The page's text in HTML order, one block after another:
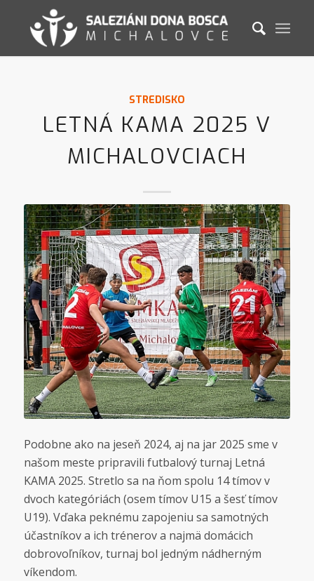
STREDISKO
LETNÁ KAMA 2025 V
MICHALOVCIACH
Podobne ako na jeseň 2024, aj na jar 2025 sme v
našom meste pripravili futbalový turnaj Letná
KAMA 2025. Stretlo sa na ňom spolu 14 tímov v
dvoch kategóriách (osem tímov U15 a šesť tímov
U19). Vďaka peknému zapojeniu sa samotných
účastníkov a ich trénerov a najmä domácich
dobrovoľníkov, turnaj bol jedným nádherným
víkendom.